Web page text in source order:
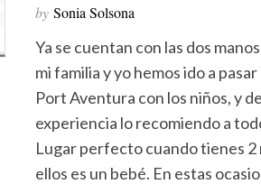
by Sonia Solsona
Ya se cuentan con las dos
mi familia y yo hemos ido a pasar
Port Aventura con los niños, y
experiencia lo recomiendo a
Lugar perfecto cuando tienes 2
ellos es un bebé. En estas